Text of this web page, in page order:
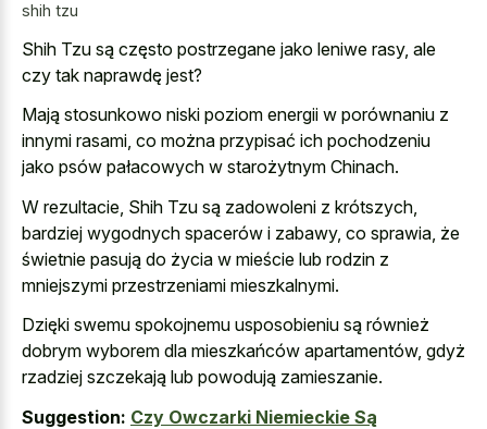
shih tzu
Shih Tzu są często postrzegane jako leniwe rasy, ale
czy tak naprawdę jest?
Mają stosunkowo niski poziom energii w porównaniu z
innymi rasami, co można przypisać ich pochodzeniu
jako psów pałacowych w starożytnym Chinach.
W rezultacie, Shih Tzu są zadowoleni z krótszych,
bardziej wygodnych spacerów i zabawy, co sprawia, że
świetnie pasują do życia w mieście lub rodzin z
mniejszymi przestrzeniami mieszkalnymi.
Dzięki swemu spokojnemu usposobieniu są również
dobrym wyborem dla mieszkańców apartamentów, gdyż
rzadziej szczekają lub powodują zamieszanie.
Suggestion: Czy Owczarki Niemieckie Są